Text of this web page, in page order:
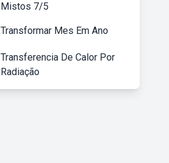
Mistos 7/5
Transformar Mes Em Ano
Transferencia De Calor Por
Radiação